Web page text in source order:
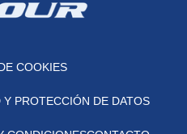
COOKIES
PROTECCIÓN DE DATOS